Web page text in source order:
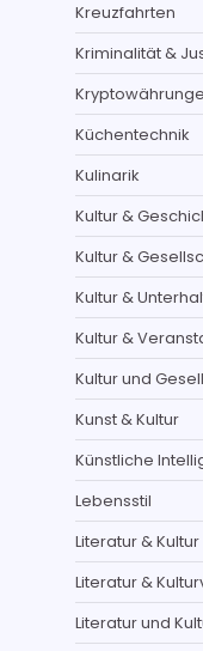
Kreuzfahrten
Kriminalität &
Küchentechnik
Kulinarik
Kultur &
Kultur &
Kultur &
Kultur &
Kultur und
Kunst & Kultur
Künstliche
Lebensstil
Literatur & Kultur
Literatur &
Literatur und